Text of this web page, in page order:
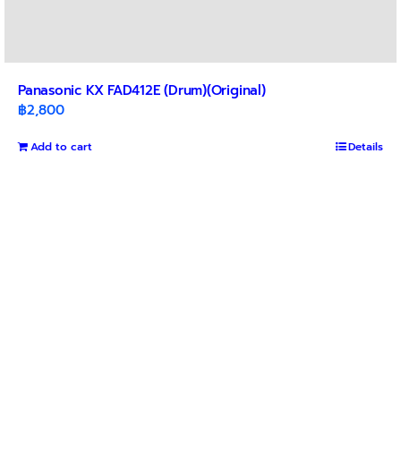
Panasonic KX FAD412E (Drum)(Original)
฿2,800
Add to cart Details